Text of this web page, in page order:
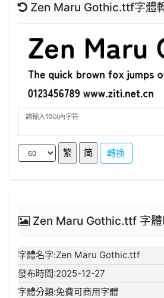
Zen Maru Gothic.ttf字體
轉換
Zen Maru Gothic.ttf 字體
字體名字:Zen Maru Gothic.ttf
發布時間:2025-12-27
字體分類:免費可商用字體